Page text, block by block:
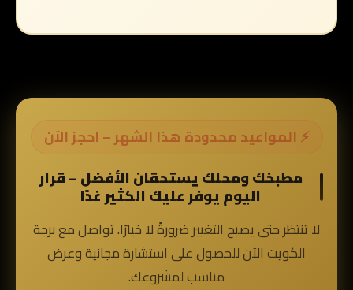
⚡ المواعيد محدودة هذا الشهر – احجز الآن
مطبخك ومحلك يستحقان الأفضل – قرار
اليوم يوفر عليك الكثير غدًا
لا تنتظر حتى يصبح التغيير ضرورةً لا خيارًا. تواصل مع برجة
الكويت الآن للحصول على استشارة مجانية وعرض
مناسب لمشروعك.